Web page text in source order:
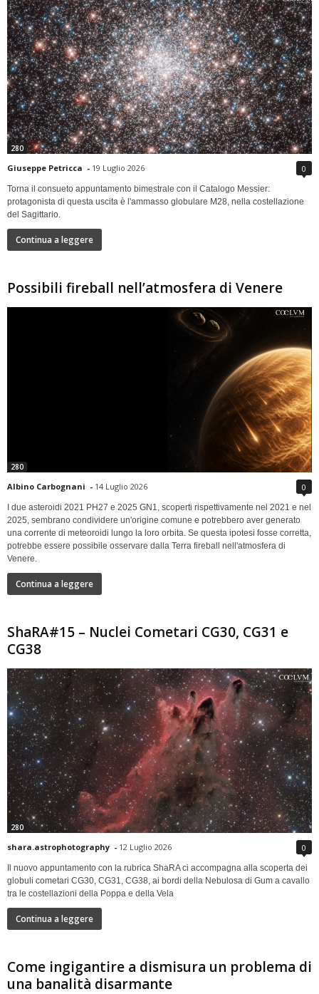
280
Giuseppe Petricca - 19 Luglio 2026 0
Torna il consueto appuntamento bimestrale con il Catalogo Messier:
protagonista di questa uscita è l'ammasso globulare M28, nella costellazione
del Sagittario.
Continua a leggere
Possibili fireball nell’atmosfera di Venere
280
Albino Carbognani - 14 Luglio 2026 0
I due asteroidi 2021 PH27 e 2025 GN1, scoperti rispettivamente nel 2021 e nel
2025, sembrano condividere un'origine comune e potrebbero aver generato
una corrente di meteoroidi lungo la loro orbita. Se questa ipotesi fosse corretta,
potrebbe essere possibile osservare dalla Terra fireball nell'atmosfera di
Venere.
Continua a leggere
ShaRA#15 – Nuclei Cometari CG30, CG31 e
CG38
280
shara.astrophotography - 12 Luglio 2026 0
Il nuovo appuntamento con la rubrica ShaRA ci accompagna alla scoperta dei
globuli cometari CG30, CG31, CG38, ai bordi della Nebulosa di Gum a cavallo
tra le costellazioni della Poppa e della Vela
Continua a leggere
Come ingigantire a dismisura un problema di
una banalità disarmante